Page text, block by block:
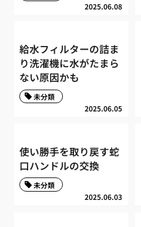
2025.06.08
給水フィルターの詰ま
り洗濯機に水がたまら
ない原因かも
2025.06.05
未分類
使い勝手を取り戻す蛇
口ハンドルの交換
2025.06.03
未分類